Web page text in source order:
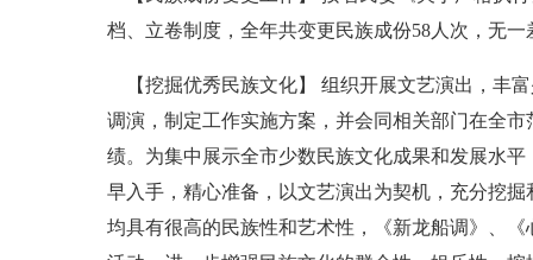
档、立卷制度，全年共变更民族成份58人次，无一
【挖掘优秀民族文化】 组织开展文艺演出，丰
调演，制定工作实施方案，并会同相关部门在全
绩。为集中展示全市少数民族文化成果和发展水
早入手，精心准备，以文艺演出为契机，充分挖
均具有很高的民族性和艺术性，《新龙船调》、